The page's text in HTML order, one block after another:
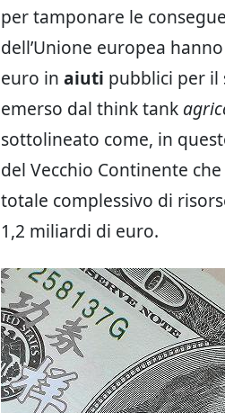
per tamponare le
dell’Unione europea
euro in aiuti pubblici per il
emerso dal think tank
sottolineato come, in
del Vecchio Continente
totale complessivo di
1,2 miliardi di euro.